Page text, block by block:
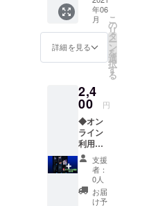
やロゴ
などを
使用し
たシー
ルセッ
トで
種類の
シール
が入っ
ていま
す。 ※
こちら
のリ
ターン
は送料
込みの
お値段
年06
月
詳細を見る
こ
の
リ
タ
ー
ン
を
選
択
す
る
2,4
00 円
◆オン
ライン
利用券3
か月分
(有効期
限2022
年10月1
日まで)
支援
者：
0人
お届
け予